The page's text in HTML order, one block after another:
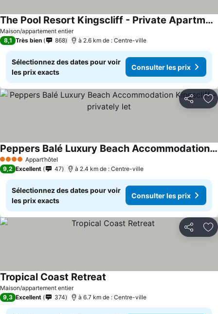
Maison/appartement entier
The Pool Resort Kingscliff - Private Apartments by Holiday Management Company
Consulter les prix
8,1 Très bien 868 à 2.6 km de : Centre-ville
Sélectionnez des dates pour voir
les prix exacts
Consulter les prix
Partager
4 Étoiles Appart’hôtel
Peppers Balé Luxury Beach Accommodation Kingscliff - privately let
Consulter les prix
9,2 Excellent 47 à 2.4 km de : Centre-ville
Sélectionnez des dates pour voir
les prix exacts
Consulter les prix
Partager
Maison/appartement entier
Tropical Coast Retreat
9,3 Excellent 374 à 6.7 km de : Centre-ville